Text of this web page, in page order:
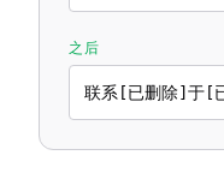
之后
联系[已删除]于[